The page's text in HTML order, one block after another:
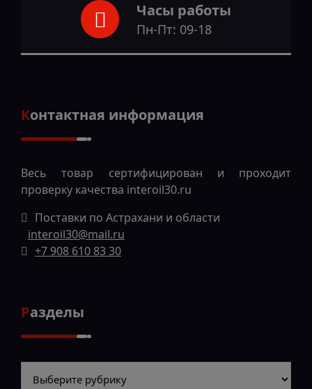
Часы работы
Пн-Пт: 09-18
Контактная информация
Весь товар сертифицирован и проходит
проверку качества interoil30.ru
Поставки по Астрахани и области
interoil30@mail.ru
+7 908 610 83 30
Разделы